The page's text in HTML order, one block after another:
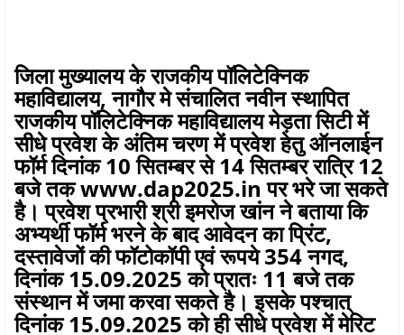
जिला मुख्यालय के राजकीय पॉलिटेक्निक
महाविद्यालय, नागौर मे संचालित नवीन स्थापित
राजकीय पॉलिटेक्निक महाविद्यालय मेड़ता सिटी में
सीधे प्रवेश के अंतिम चरण में प्रवेश हेतु ऑनलाईन
फॉर्म दिनांक 10 सितम्बर से 14 सितम्बर रात्रि 12
बजे तक www.dap2025.in पर भरे जा सकते
है। प्रवेश प्रभारी श्री इमरोज खांन ने बताया कि
अभ्यर्थी फॉर्म भरने के बाद आवेदन का प्रिंट,
दस्तावेजों की फॉटोकॉपी एवं रूपये 354 नगद,
दिनांक 15.09.2025 को प्रातः 11 बजे तक
संस्थान में जमा करवा सकते है। इसके पश्चात्
दिनांक 15.09.2025 को ही सीधे प्रवेश में मेरिट